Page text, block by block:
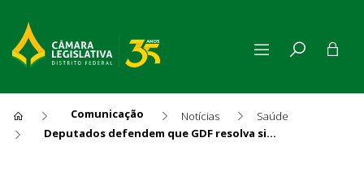
Comunicação Notícias
Saúde
Deputados defendem que GDF resolva situação de associação de autistas